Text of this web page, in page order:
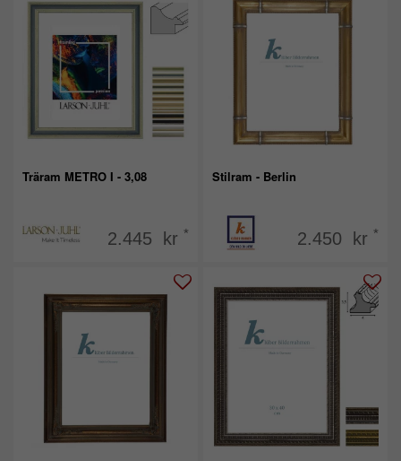
Träram METRO I - 3,08
2.445 kr *
Stilram - Berlin
2.450 kr *